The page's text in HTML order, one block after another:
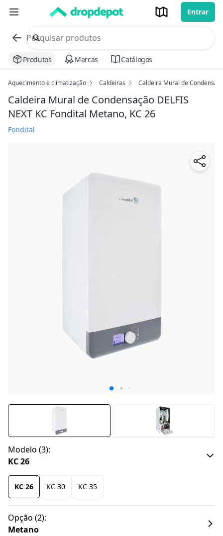
Entrar
commerce search no header
Procurar
Produtos Marcas Catálogos
Aquecimento e climatização Caldeiras Caldeira Mural de
Caldeira Mural de Condensação DELFIS
NEXT KC Fondital Metano, KC 26
Fondital
Modelo (3):
KC 26
KC 26 KC 30 KC 35
Opção (2):
Metano